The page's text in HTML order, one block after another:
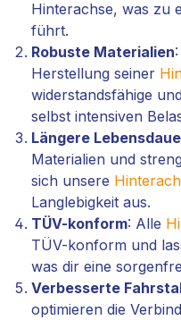
Hinterachse, was zu
führt.
Robuste Materialien:
Herstellung seiner
widerstandsfähige
selbst intensiven
Längere
Materialien und
sich unsere
Langlebigkeit aus.
TÜV-konform: Alle
TÜV-konform und
was dir eine
Verbesserte
optimieren die